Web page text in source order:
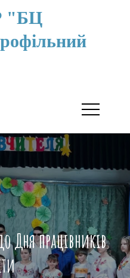
"БЦ
Дня працівників